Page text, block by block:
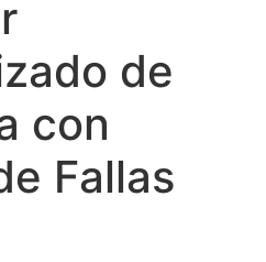
de
con
Fallas